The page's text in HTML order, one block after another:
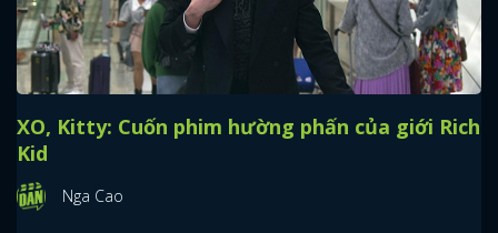
XO, Kitty: Cuốn phim hường phấn của giới Rich
Kid
Nga Cao